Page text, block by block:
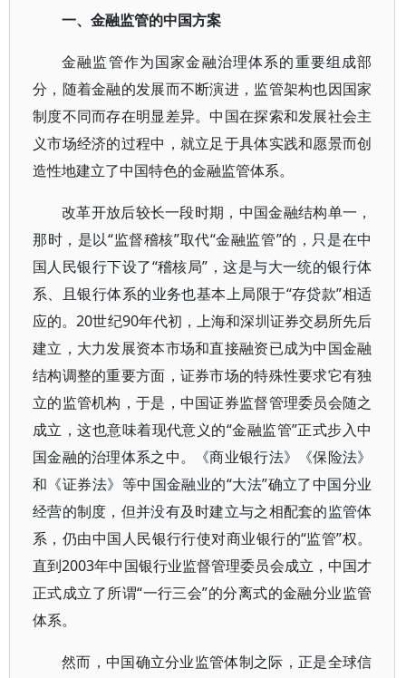
一、金融监管的中国方案
金融监管作为国家金融治理体系的重要组成部
分，随着金融的发展而不断演进，监管架构也因国家
制度不同而存在明显差异。中国在探索和发展社会主
义市场经济的过程中，就立足于具体实践和愿景而创
造性地建立了中国特色的金融监管体系。
改革开放后较长一段时期，中国金融结构单一，
那时，是以“监督稽核”取代“金融监管”的，只是在中
国人民银行下设了“稽核局”，这是与大一统的银行体
系、且银行体系的业务也基本上局限于“存贷款”相适
应的。20世纪90年代初，上海和深圳证券交易所先后
建立，大力发展资本市场和直接融资已成为中国金融
结构调整的重要方面，证券市场的特殊性要求它有独
立的监管机构，于是，中国证券监督管理委员会随之
成立，这也意味着现代意义的“金融监管”正式步入中
国金融的治理体系之中。《商业银行法》《保险法》
和《证券法》等中国金融业的“大法”确立了中国分业
经营的制度，但并没有及时建立与之相配套的监管体
系，仍由中国人民银行行使对商业银行的“监管”权。
直到2003年中国银行业监督管理委员会成立，中国才
正式成立了所谓“一行三会”的分离式的金融分业监管
体系。
然而，中国确立分业监管体制之际，正是全球信